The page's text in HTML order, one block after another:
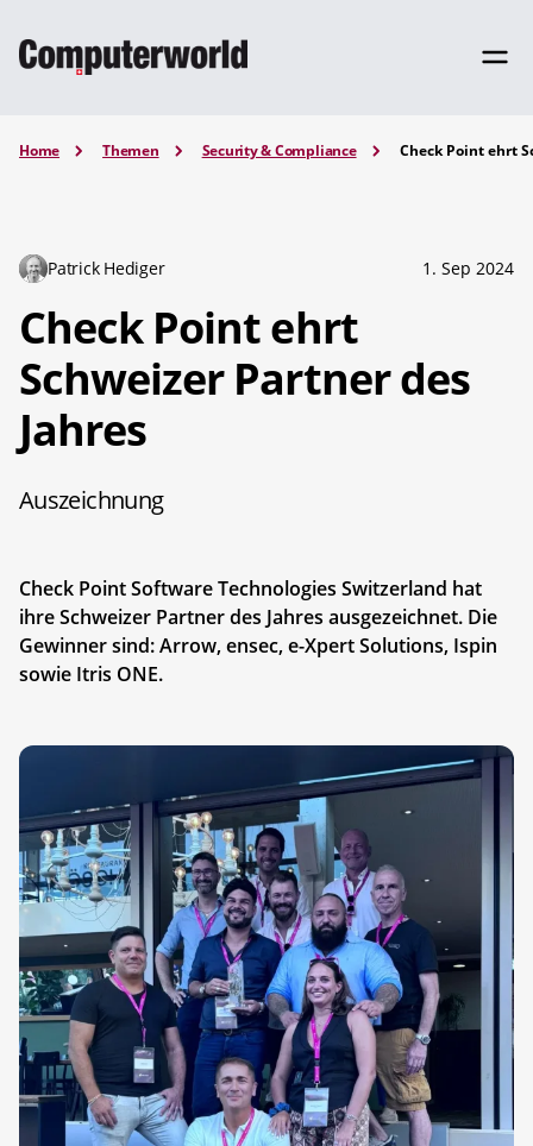
Home Themen Security & Compliance Check Point ehrt
Patrick Hediger 1. Sep 2024
Check Point ehrt
Schweizer Partner des
Jahres
Auszeichnung
Check Point Software Technologies Switzerland hat
ihre Schweizer Partner des Jahres ausgezeichnet. Die
Gewinner sind: Arrow, ensec, e-Xpert Solutions, Ispin
sowie Itris ONE.